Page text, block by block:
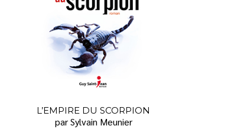
L’EMPIRE DU SCORPION
par Sylvain Meunier